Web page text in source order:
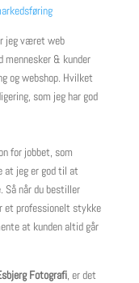
jeg været web
mennesker & kunder
og webshop. Hvilket
som jeg har god
for jobbet, som
at jeg er god til at
Så når du bestiller
et professionelt stykke
at kunden altid går
Fotografi, er det